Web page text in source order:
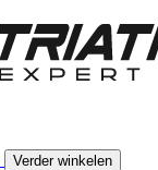
Verder winkelen